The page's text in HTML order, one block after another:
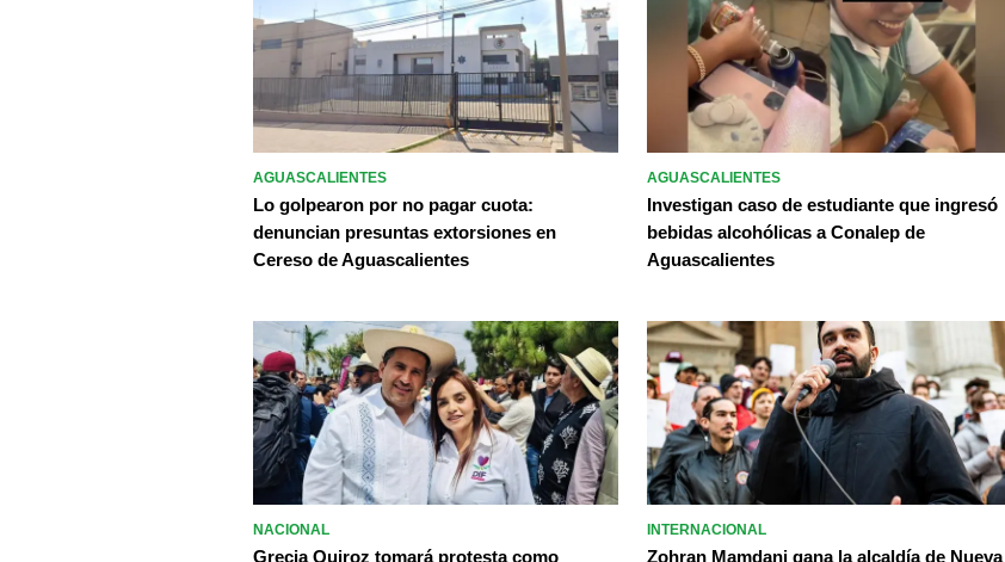
AGUASCALIENTES
Lo golpearon por no pagar cuota:
denuncian presuntas extorsiones en
Cereso de Aguascalientes
AGUASCALIENTES
Investigan caso de estudiante que ingresó
bebidas alcohólicas a Conalep de
Aguascalientes
NACIONAL
Grecia Quiroz tomará protesta como
INTERNACIONAL
Zohran Mamdani gana la alcaldía de Nueva